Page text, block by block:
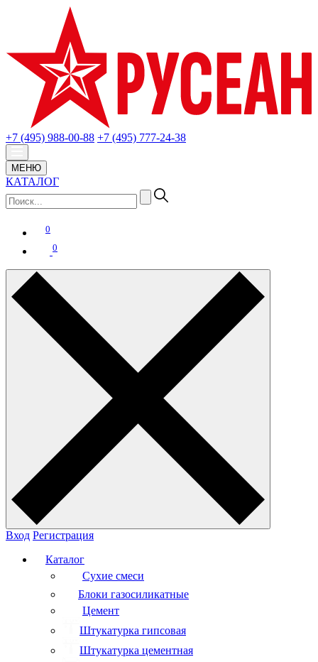
+7 (495) 988-00-88 +7 (495) 777-24-38
МЕНЮ
КАТАЛОГ
0
0
Вход Регистрация
Каталог
Сухие смеси
Блоки газосиликатные
Цемент
Штукатурка гипсовая
Штукатурка цементная